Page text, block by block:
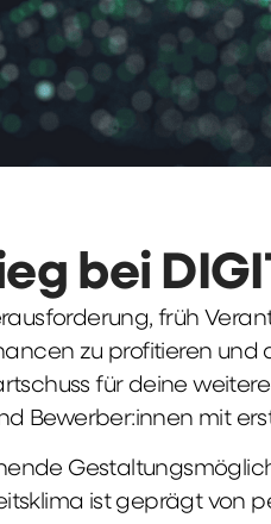
bei
früh
zu profitieren und
für deine
Bewerber:innen mit
ist geprägt von